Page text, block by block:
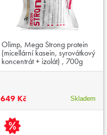
Olimp, Mega Strong protein
(micellární kasein, syrovátkový
koncentrát + izolát) , 700g
649 Kč Skladem